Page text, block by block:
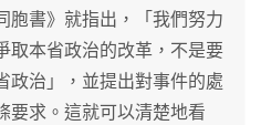
胞書》就指出，「我們努力
取本省政治的改革，不是要
政治」，並提出對事件的處
要求。這就可以清楚地看